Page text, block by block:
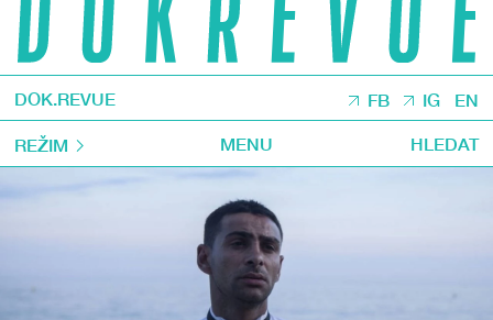
DOK.REVUE FB IG EN
REŽIM MENU HLEDAT